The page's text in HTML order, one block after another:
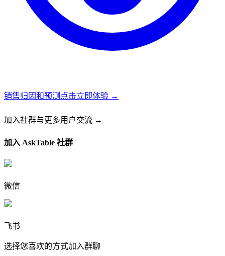
销售归因和预测 点击立即体验 →
加入社群与更多用户交流 →
加入 AskTable 社群
微信
飞书
选择您喜欢的方式加入群聊